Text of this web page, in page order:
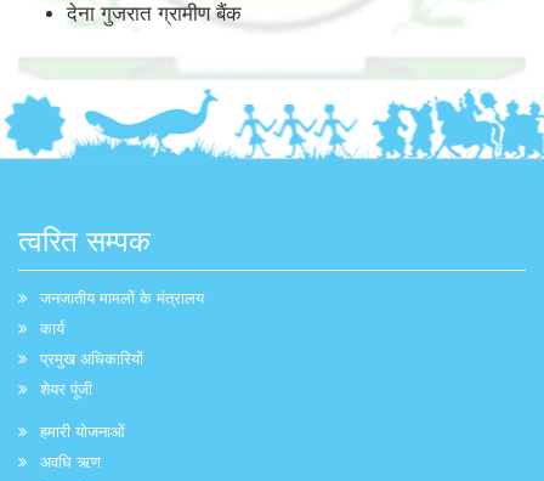
देना गुजरात ग्रामीण बैंक
त्वरित सम्पक
जनजातीय मामलों के मंत्रालय
कार्य
प्रमुख अधिकारियों
शेयर पूंजी
हमारी योजनाओं
अवधि ऋण